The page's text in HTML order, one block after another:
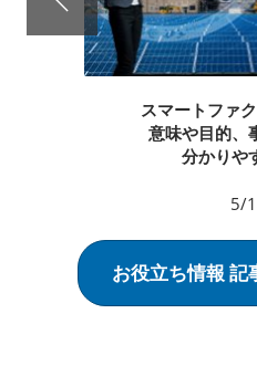
スマートファ
意味や目的、
分かりや
5/
お役立ち情報 記